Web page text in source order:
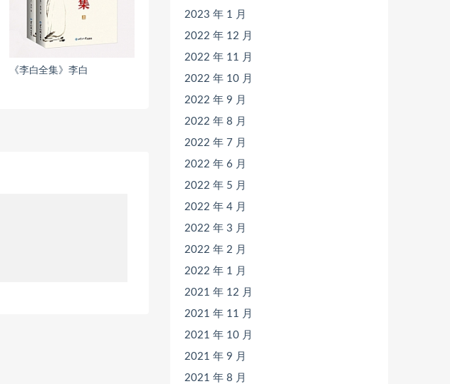
《李白全集》李白
2023 年 1 月
2022 年 12 月
2022 年 11 月
2022 年 10 月
2022 年 9 月
2022 年 8 月
2022 年 7 月
2022 年 6 月
2022 年 5 月
2022 年 4 月
2022 年 3 月
2022 年 2 月
2022 年 1 月
2021 年 12 月
2021 年 11 月
2021 年 10 月
2021 年 9 月
2021 年 8 月